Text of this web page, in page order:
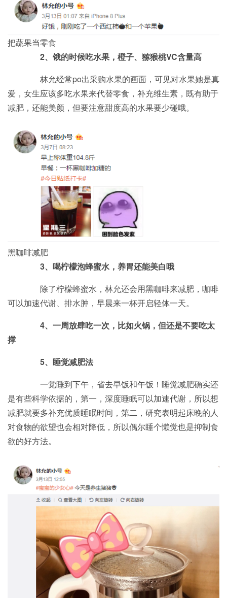
把蔬果当零食
2、饿的时候吃水果，橙子、猕猴桃VC含量高
林允经常po出采购水果的画面，可见对水果她是真
爱，女生应该多吃水果来代替零食，补充维生素，既有助于
减肥，还能美颜，但要注意甜度高的水果要少碰哦。
黑咖啡减肥
3、喝柠檬泡蜂蜜水，养胃还能美白哦
除了柠檬蜂蜜水，林允还会用黑咖啡来减肥，咖啡
可以加速代谢、排水肿，早晨来一杯开启轻体一天。
4、一周放肆吃一次，比如火锅，但还是不要吃太
撑
5、睡觉减肥法
一觉睡到下午，省去早饭和午饭！睡觉减肥确实还
是有些科学依据的，第一，深度睡眠可以加速代谢，所以想
减肥就要多补充优质睡眠时间，第二，研究表明起床晚的人
对食物的欲望也会相对降低，所以偶尔睡个懒觉也是抑制食
欲的好方法。